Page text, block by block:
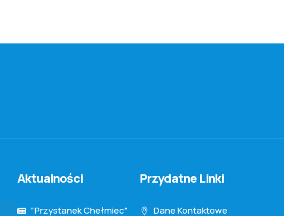
Aktualności
"Przystanek Chełmiec"
Przydatne Linki
Dane Kontaktowe